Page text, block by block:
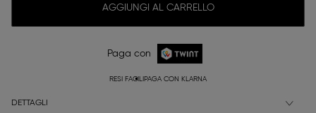
AGGIUNGI AL CARRELLO
Paga con
RESI FACILI PAGA CON KLARNA
DETTAGLI